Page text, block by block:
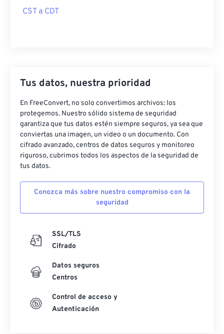
CST a CDT
Tus datos, nuestra prioridad
En FreeConvert, no solo convertimos archivos: los
protegemos. Nuestro sólido sistema de seguridad
garantiza que tus datos estén siempre seguros, ya sea que
conviertas una imagen, un video o un documento. Con
cifrado avanzado, centros de datos seguros y monitoreo
riguroso, cubrimos todos los aspectos de la seguridad de
tus datos.
Conozca más sobre nuestro compromiso con la
seguridad
SSL/TLS
Cifrado
Datos seguros
Centros
Control de acceso y
Autenticación